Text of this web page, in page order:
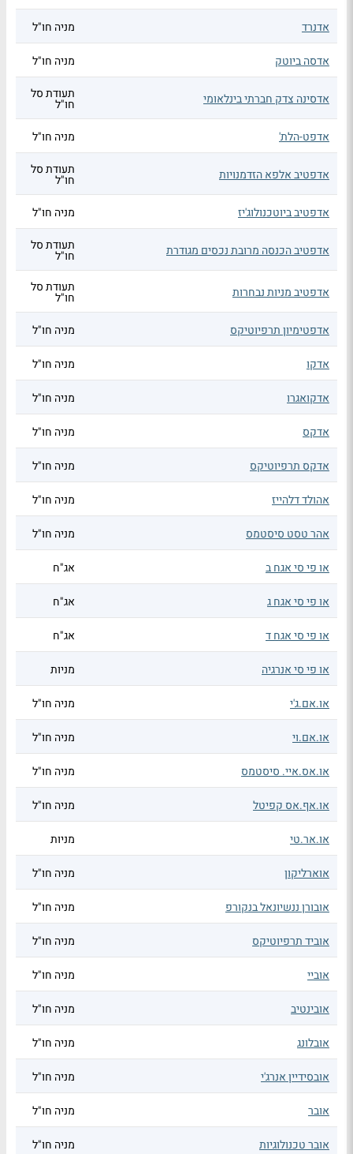
אדנרד מניה חו"ל
אדסה ביוטק מניה חו"ל
אדסינה צדק חברתי בינלאומי תעודת סל
חו"ל
אדפט-הלת'
מניה חו"ל
אדפטיב אלפא הזדמנויות תעודת סל
חו"ל
אדפטיב ביוטכנולוג'יז
מניה חו"ל
אדפטיב הכנסה מרובת נכסים מגודרת תעודת סל
חו"ל
אדפטיב מניות נבחרות תעודת סל
חו"ל
אדפטימיון תרפיוטיקס
מניה חו"ל
אדקו מניה חו"ל
אדקואגרו מניה חו"ל
אדקס מניה חו"ל
אדקס תרפיוטיקס מניה חו"ל
אהולד דלהייז מניה חו"ל
אהר טסט סיסטמס מניה חו"ל
או פי סי אגח ב אג"ח
או פי סי אגח ג אג"ח
או פי סי אגח ד אג"ח
או פי סי אנרגיה מניות
או.אם.ג'י מניה חו"ל
או.אם.וי מניה חו"ל
או.אס.איי. סיסטמס מניה חו"ל
או.אף.אס קפיטל מניה חו"ל
או.אר.טי מניות
אוארליקון מניה חו"ל
אובורן ננשיונאל בנקורפ מניה חו"ל
אוביד תרפיוטיקס מניה חו"ל
אוביי מניה חו"ל
אובינטיב מניה חו"ל
אובלונג מניה חו"ל
אובסידיין אנרג'י מניה חו"ל
אובר מניה חו"ל
אובר טכנולוגיות מניה חו"ל